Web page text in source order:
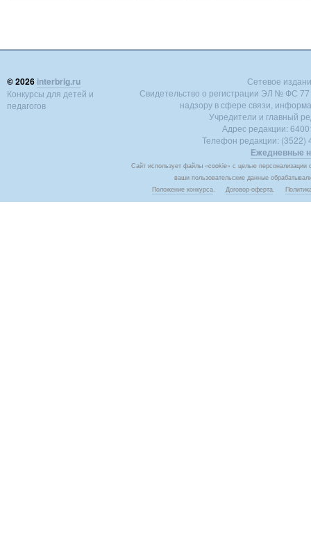
© 2026 interbrig.ru
Конкурсы для детей и
педагогов
Сетевое
Свидетельство о регистрации ЭЛ № ФС
надзору в сфере связи,
Учредители и главный
Адрес редакции:
Телефон редакции: (3522)
Ежедневные
Сайт использует файлы «cookie» с целью
ваши пользовательские данные
Положение конкурса. Договор-оферта.